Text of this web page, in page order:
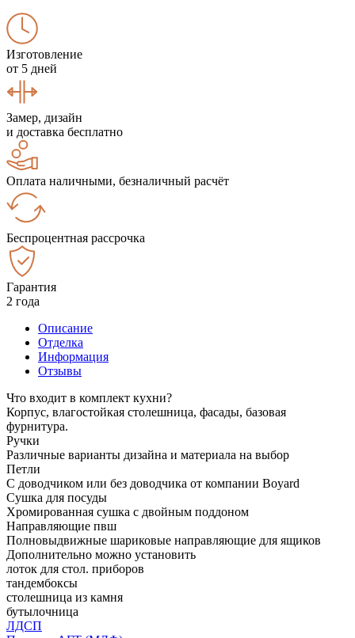
Изготовление
от 5 дней
Замер, дизайн
и доставка бесплатно
Оплата наличными, безналичный расчёт
Беспроцентная рассрочка
Гарантия
2 года
Описание
Отделка
Информация
Отзывы
Что входит в комплект кухни?
Корпус, влагостойкая столешница, фасады, базовая
фурнитура.
Ручки
Различные варианты дизайна и материала на выбор
Петли
С доводчиком или без доводчика от компании Boyard
Сушка для посуды
Хромированная сушка с двойным поддоном
Направляющие пвш
Полновыдвижные шариковые направляющие для ящиков
Дополнительно можно установить
лоток для стол. приборов
тандембоксы
столешница из камня
бутылочница
ЛДСП